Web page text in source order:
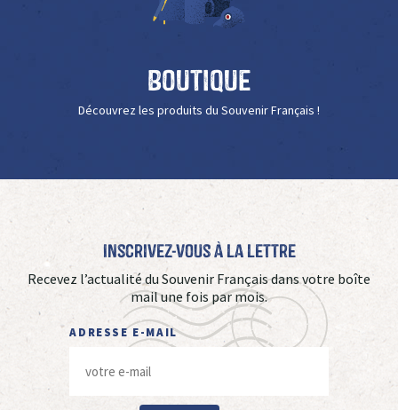
Boutique
Découvrez les produits du Souvenir Français !
Inscrivez-vous à La Lettre
Recevez l’actualité du Souvenir Français dans votre boîte
mail une fois par mois.
ADRESSE E-MAIL